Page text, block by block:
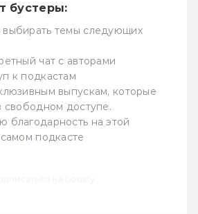
бустеры:
выбирать темы следующих
чат с авторами
к подкастам
выпускам, которые
свободном доступе.
благодарность на этой
подкасте